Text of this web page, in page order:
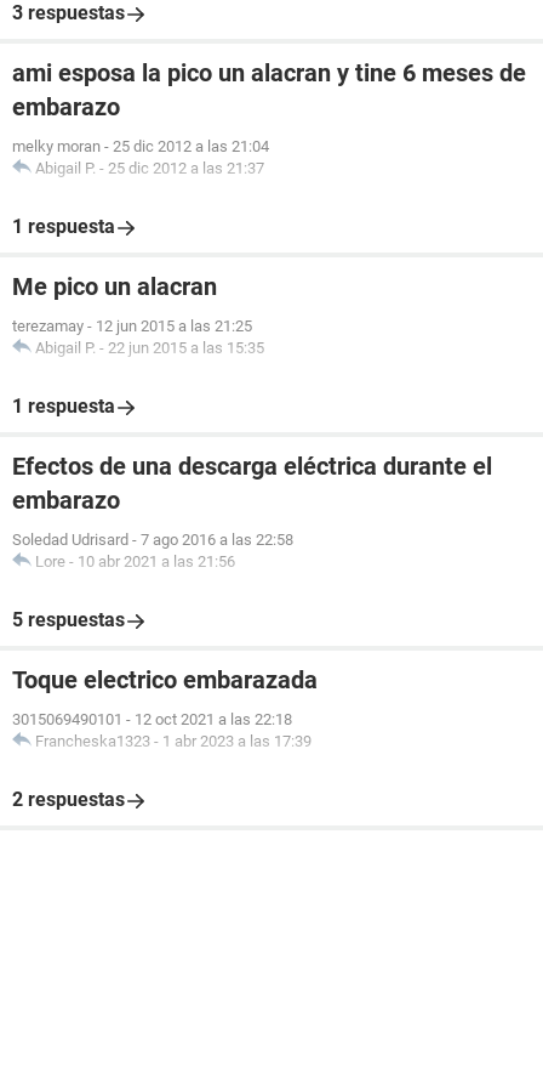
3 respuestas
ami esposa la pico un alacran y tine 6 meses de
embarazo
melky moran - 25 dic 2012 a las 21:04
Abigail P. - 25 dic 2012 a las 21:37
1 respuesta
Me pico un alacran
terezamay - 12 jun 2015 a las 21:25
Abigail P. - 22 jun 2015 a las 15:35
1 respuesta
Efectos de una descarga eléctrica durante el
embarazo
Soledad Udrisard - 7 ago 2016 a las 22:58
Lore - 10 abr 2021 a las 21:56
5 respuestas
Toque electrico embarazada
3015069490101 - 12 oct 2021 a las 22:18
Francheska1323 - 1 abr 2023 a las 17:39
2 respuestas